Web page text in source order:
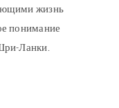
жизнь
понимание
Ланки.